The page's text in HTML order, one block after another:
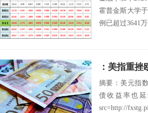
霍普金斯大学
例已超过3641
：美指重
摘要：美元指
债收益率也
src=http://